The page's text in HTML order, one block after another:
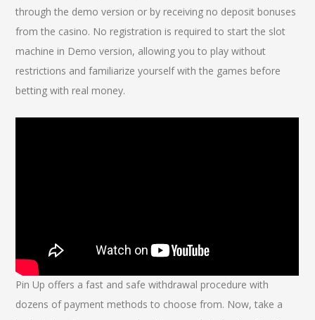
through the demo version or by receiving no deposit bonuses
from the casino. No registration is required to start the slot
machine in Demo version, allowing you to play without
restrictions and familiarize yourself with the games before
betting with real money.
Pin Up offers a fast and safe withdrawal procedure with
dozens of payment methods to choose from. Now, take a